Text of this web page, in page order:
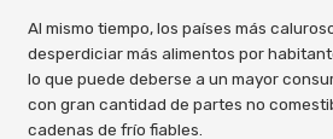
Al mismo tiempo, los países más
desperdiciar más alimentos por
lo que puede deberse a un mayor
con gran cantidad de partes no
cadenas de frío fiables.